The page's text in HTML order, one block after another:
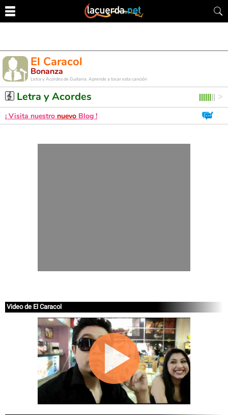
El Caracol
Bonanza
Letra y Acordes de Guitarra. Aprende a tocar esta canción
Letra y Acordes
¡ Visita nuestro nuevo Blog !
Video de El Caracol